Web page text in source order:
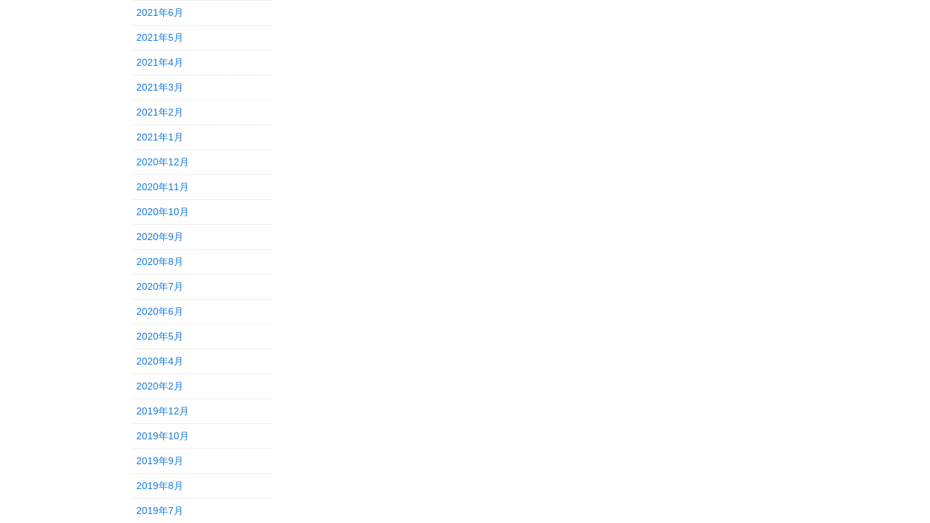
2021年6月
2021年5月
2021年4月
2021年3月
2021年2月
2021年1月
2020年12月
2020年11月
2020年10月
2020年9月
2020年8月
2020年7月
2020年6月
2020年5月
2020年4月
2020年2月
2019年12月
2019年10月
2019年9月
2019年8月
2019年7月